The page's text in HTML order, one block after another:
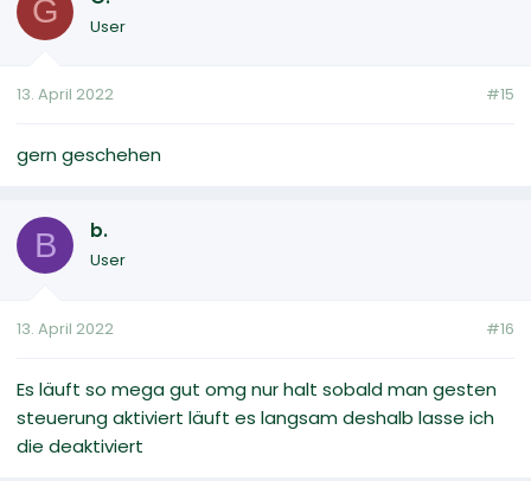
G User
13. April 2022 #15
gern geschehen
B b.
User
13. April 2022 #16
Es läuft so mega gut omg nur halt sobald man gesten
steuerung aktiviert läuft es langsam deshalb lasse ich
die deaktiviert